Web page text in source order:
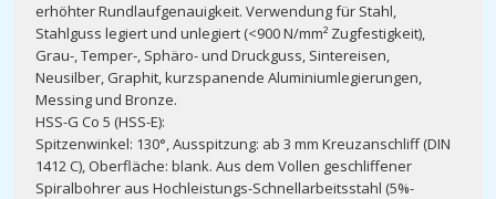
erhöhter Rundlaufgenauigkeit. Verwendung für Stahl,
Stahlguss legiert und unlegiert (<900 N/mm² Zugfestigkeit),
Grau-, Temper-, Sphäro- und Druckguss, Sintereisen,
Neusilber, Graphit, kurzspanende Aluminiumlegierungen,
Messing und Bronze.
HSS-G Co 5 (HSS-E):
Spitzenwinkel: 130°, Ausspitzung: ab 3 mm Kreuzanschliff (DIN
1412 C), Oberfläche: blank. Aus dem Vollen geschliffener
Spiralbohrer aus Hochleistungs-Schnellarbeitsstahl (5%-